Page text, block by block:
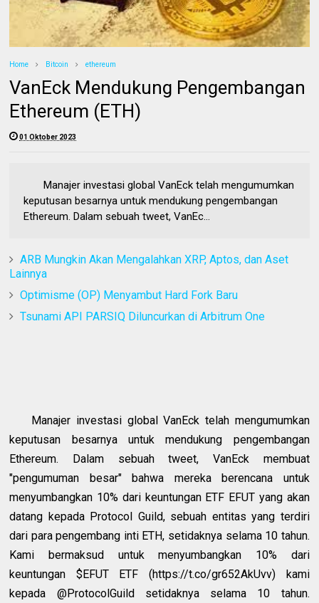
Home Bitcoin ethereum
VanEck Mendukung Pengembangan
Ethereum (ETH)
01 Oktober 2023
Manajer investasi global VanEck telah mengumumkan
keputusan besarnya untuk mendukung pengembangan
Ethereum. Dalam sebuah tweet, VanEc...
ARB Mungkin Akan Mengalahkan XRP, Aptos, dan Aset
Lainnya
Optimisme (OP) Menyambut Hard Fork Baru
Tsunami API PARSIQ Diluncurkan di Arbitrum One
Manajer investasi global VanEck telah mengumumkan
keputusan besarnya untuk mendukung pengembangan
Ethereum. Dalam sebuah tweet, VanEck membuat
"pengumuman besar" bahwa mereka berencana untuk
menyumbangkan 10% dari keuntungan ETF EFUT yang akan
datang kepada Protocol Guild, sebuah entitas yang terdiri
dari para pengembang inti ETH, setidaknya selama 10 tahun.
Kami bermaksud untuk menyumbangkan 10% dari
keuntungan $EFUT ETF (https://t.co/gr652AkUvv) kami
kepada @ProtocolGuild setidaknya selama 10 tahun.